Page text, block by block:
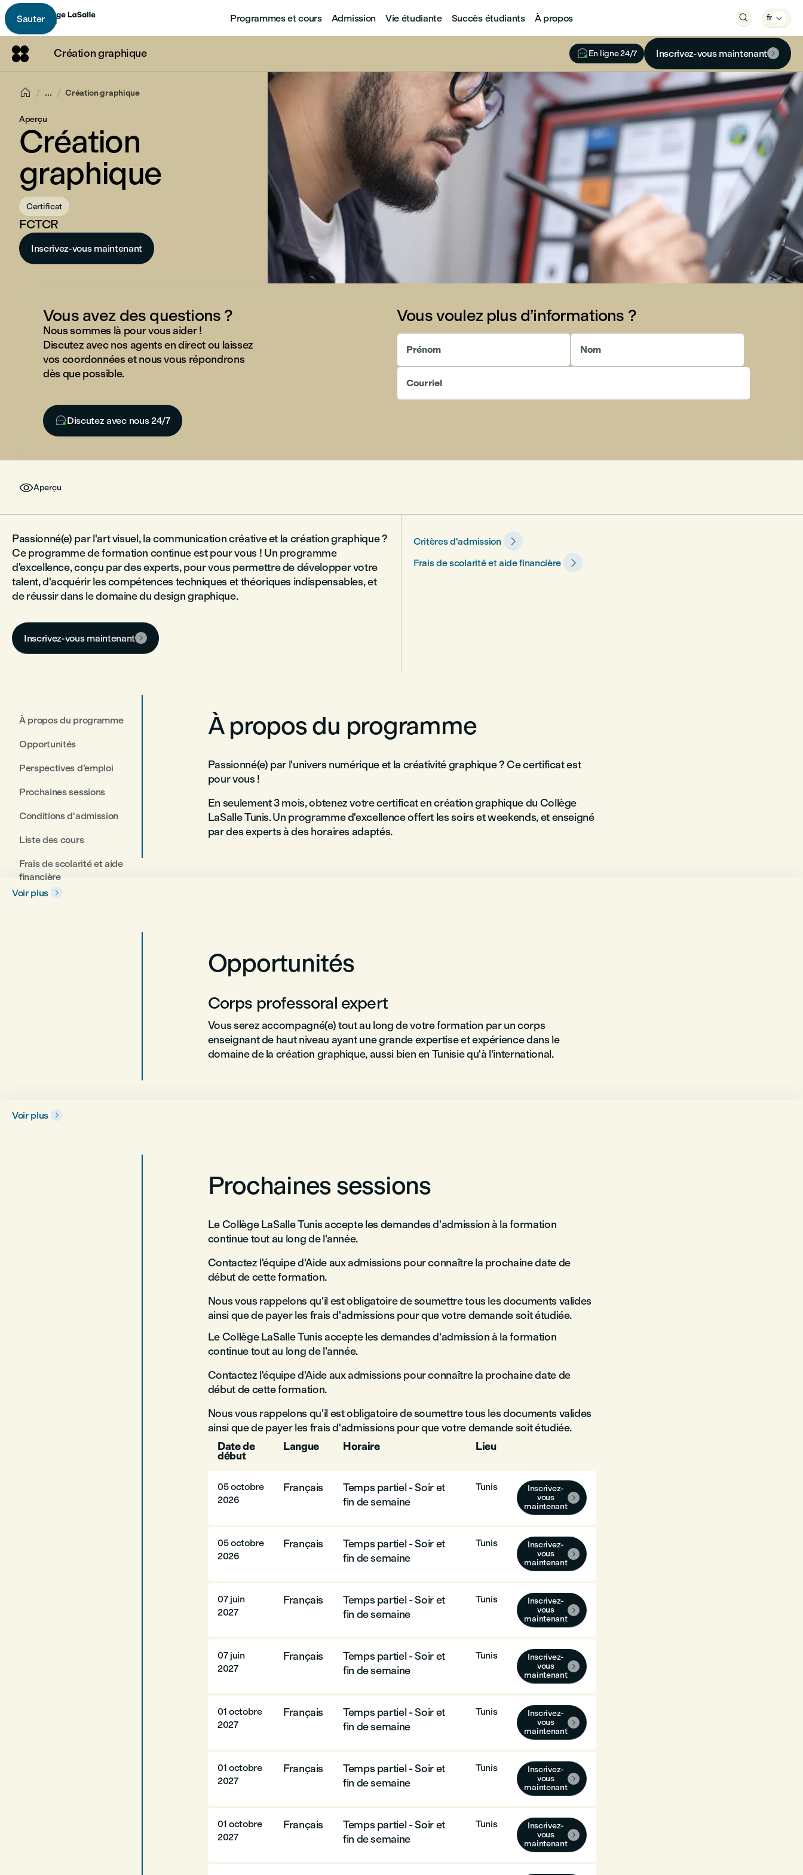
Sauter Programmes et cours Admission Vie étudiante Succès étudiants À propos  fr 
Création graphique En ligne 24/7 Inscrivez-vous maintenant 
 ... Création graphique
Aperçu
Création
graphique
Certificat
FCTCR
Inscrivez-vous maintenant
Vous avez des questions ?
Nous sommes là pour vous aider !
Discutez avec nos agents en direct ou laissez
vos coordonnées et nous vous répondrons
dès que possible.
Discutez avec nous 24/7
Vous voulez plus d’informations ?
Prénom Nom
Courriel
Aperçu
Passionné(e) par l'art visuel, la communication créative et la création graphique ?
Ce programme de formation continue est pour vous ! Un programme
d'excellence, conçu par des experts, pour vous permettre de développer votre
talent, d'acquérir les compétences techniques et théoriques indispensables, et
de réussir dans le domaine du design graphique.
Inscrivez-vous maintenant 
Critères d'admission 
Frais de scolarité et aide financière 
À propos du programme
Opportunités
Perspectives d’emploi
Prochaines sessions
Conditions d'admission
Liste des cours
Frais de scolarité et aide
financière
À propos du programme
Passionné(e) par l'univers numérique et la créativité graphique ? Ce certificat est
pour vous !
En seulement 3 mois, obtenez votre certificat en création graphique du Collège
LaSalle Tunis. Un programme d'excellence offert les soirs et weekends, et enseigné
par des experts à des horaires adaptés.
Voir plus 
Opportunités
Corps professoral expert
Vous serez accompagné(e) tout au long de votre formation par un corps
enseignant de haut niveau ayant une grande expertise et expérience dans le
domaine de la création graphique, aussi bien en Tunisie qu'à l'international.
Voir plus 
Prochaines sessions
Le Collège LaSalle Tunis accepte les demandes d'admission à la formation
continue tout au long de l'année.
Contactez l'équipe d'Aide aux admissions pour connaître la prochaine date de
début de cette formation.
Nous vous rappelons qu'il est obligatoire de soumettre tous les documents valides
ainsi que de payer les frais d'admissions pour que votre demande soit étudiée.
Le Collège LaSalle Tunis accepte les demandes d'admission à la formation
continue tout au long de l'année.
Contactez l'équipe d'Aide aux admissions pour connaître la prochaine date de
début de cette formation.
Nous vous rappelons qu'il est obligatoire de soumettre tous les documents valides
ainsi que de payer les frais d'admissions pour que votre demande soit étudiée.
Date de
début
Langue Horaire Lieu
05 octobre
2026
Français
Temps partiel - Soir et
fin de semaine
Tunis
Inscrivez-
vous
maintenant

05 octobre
2026
Français
Temps partiel - Soir et
fin de semaine
Tunis
Inscrivez-
vous
maintenant

07 juin
2027
Français
Temps partiel - Soir et
fin de semaine
Tunis
Inscrivez-
vous
maintenant

07 juin
2027
Français
Temps partiel - Soir et
fin de semaine
Tunis
Inscrivez-
vous
maintenant

01 octobre
2027
Français
Temps partiel - Soir et
fin de semaine
Tunis
Inscrivez-
vous
maintenant

01 octobre
2027
Français
Temps partiel - Soir et
fin de semaine
Tunis
Inscrivez-
vous
maintenant

01 octobre
2027
Français
Temps partiel - Soir et
fin de semaine
Tunis
Inscrivez-
vous
maintenant
